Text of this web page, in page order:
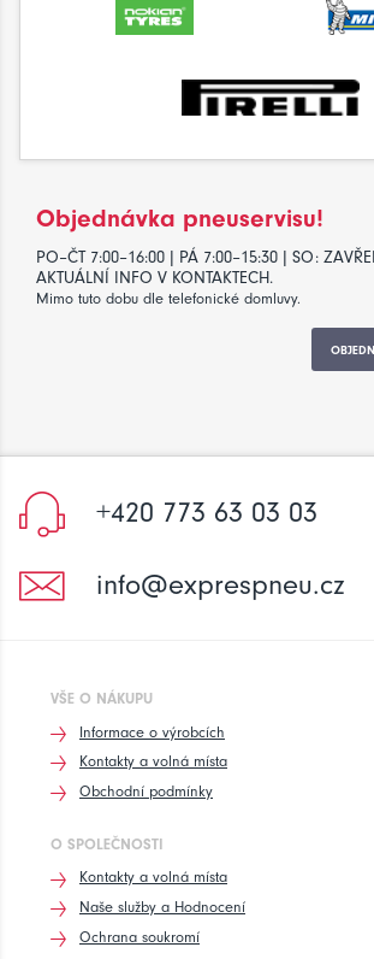
Objednávka pneuservisu!
PO–ČT 7:00–16:00 | PÁ 7:00–15:30 | SO:
AKTUÁLNÍ INFO V KONTAKTECH.
Mimo tuto dobu dle telefonické domluvy.
+420 773 63 03 03
info@exprespneu.cz
VŠE O NÁKUPU
Informace o výrobcích
Kontakty a volná místa
Obchodní podmínky
O SPOLEČNOSTI
Kontakty a volná místa
Naše služby a Hodnocení
Ochrana soukromí